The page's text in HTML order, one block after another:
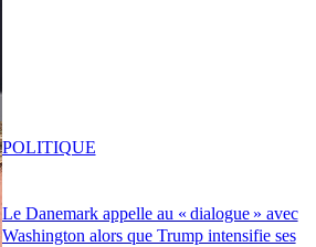
Le Danemark appelle au « dialogue » avec
Washington alors que Trump intensifie ses
POLITIQUE